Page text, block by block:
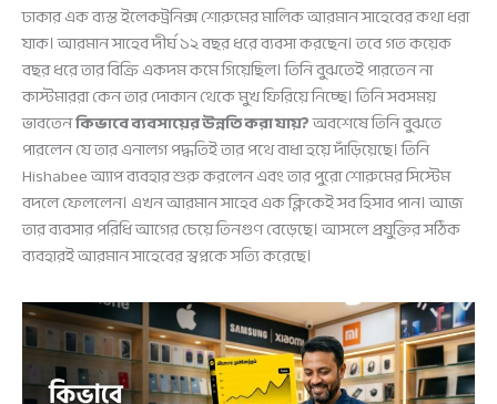
ঢাকার এক ব্যস্ত ইলেকট্রনিক্স শোরুমের মালিক আরমান সাহেবের কথা ধরা
যাক। আরমান সাহেব দীর্ঘ ১২ বছর ধরে ব্যবসা করছেন। তবে গত কয়েক
বছর ধরে তার বিক্রি একদম কমে গিয়েছিল। তিনি বুঝতেই পারতেন না
কাস্টমাররা কেন তার দোকান থেকে মুখ ফিরিয়ে নিচ্ছে। তিনি সবসময়
ভাবতেনকিভাবে ব্যবসায়ের উন্নতি করা যায়?অবশেষে তিনি বুঝতে
পারলেন যে তার এনালগ পদ্ধতিই তার পথে বাধা হয়ে দাঁড়িয়েছে। তিনি
Hishabee অ্যাপ ব্যবহার শুরু করলেন এবং তার পুরো শোরুমের সিস্টেম
বদলে ফেললেন। এখন আরমান সাহেব এক ক্লিকেই সব হিসাব পান। আজ
তার ব্যবসার পরিধি আগের চেয়ে তিনগুণ বেড়েছে। আসলে প্রযুক্তির সঠিক
ব্যবহারই আরমান সাহেবের স্বপ্নকে সত্যি করেছে।